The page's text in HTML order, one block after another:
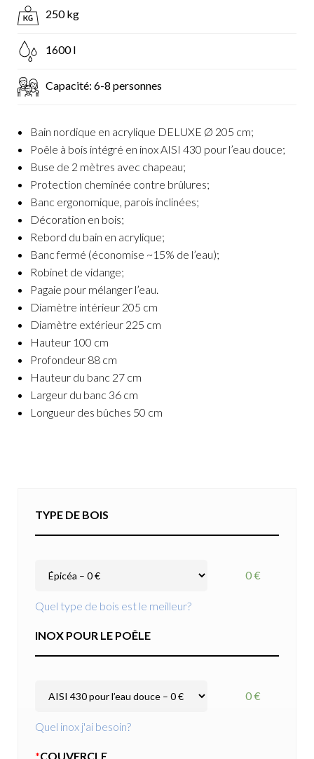
250 kg
1600 l
Capacité: 6-8 personnes
Bain nordique en acrylique DELUXE Ø 205 cm;
Poêle à bois intégré en inox AISI 430 pour l’eau douce;
Buse de 2 mètres avec chapeau;
Protection cheminée contre brûlures;
Banc ergonomique, parois inclinées;
Décoration en bois;
Rebord du bain en acrylique;
Banc fermé (économise ~15% de l’eau);
Robinet de vidange;
Pagaie pour mélanger l’eau.
Diamètre intérieur 205 cm
Diamètre extérieur 225 cm
Hauteur 100 cm
Profondeur 88 cm
Hauteur du banc 27 cm
Largeur du banc 36 cm
Longueur des bûches 50 cm
TYPE DE BOIS
0 €
Quel type de bois est le meilleur?
INOX POUR LE POÊLE
0 €
Quel inox j'ai besoin?
*COUVERCLE